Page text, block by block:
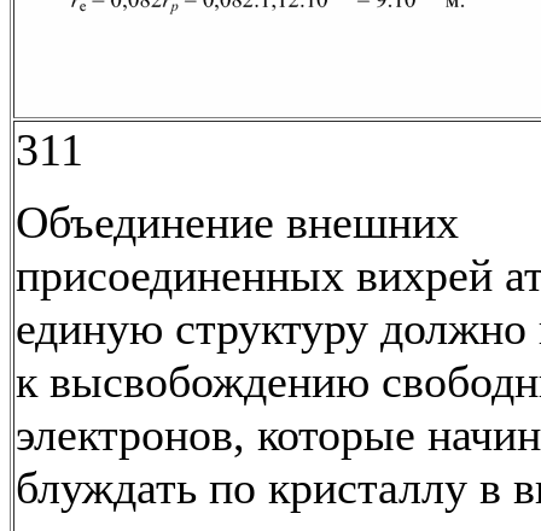
311
Объединение внешних
присоединенных вихрей
единую структуру должно
к высвобождению
электронов, которые
блуждать по кристаллу в